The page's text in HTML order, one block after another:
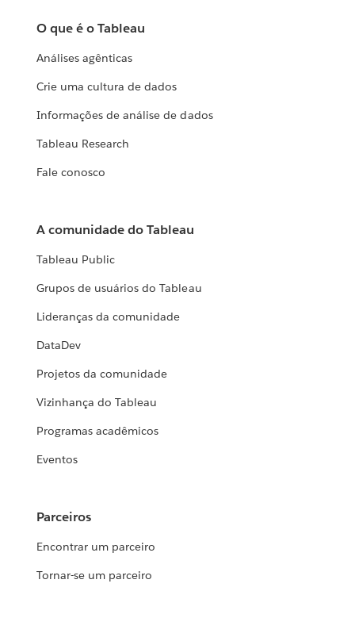
O que é o Tableau
Análises agênticas
Crie uma cultura de dados
Informações de análise de dados
Tableau Research
Fale conosco
A comunidade do Tableau
Tableau Public
Grupos de usuários do Tableau
Lideranças da comunidade
DataDev
Projetos da comunidade
Vizinhança do Tableau
Programas acadêmicos
Eventos
Parceiros
Encontrar um parceiro
Tornar-se um parceiro